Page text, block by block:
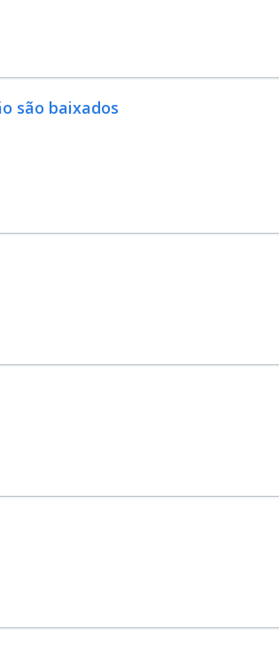
são baixados